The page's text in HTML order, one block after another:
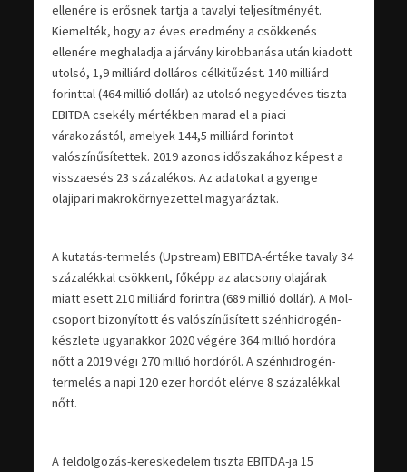
ellenére is erősnek tartja a tavalyi teljesítményét.
Kiemelték, hogy az éves eredmény a csökkenés
ellenére meghaladja a járvány kirobbanása után kiadott
utolsó, 1,9 milliárd dolláros célkitűzést. 140 milliárd
forinttal (464 millió dollár) az utolsó negyedéves tiszta
EBITDA csekély mértékben marad el a piaci
várakozástól, amelyek 144,5 milliárd forintot
valószínűsítettek. 2019 azonos időszakához képest a
visszaesés 23 százalékos. Az adatokat a gyenge
olajipari makrokörnyezettel magyaráztak.
A kutatás-termelés (Upstream) EBITDA-értéke tavaly 34
százalékkal csökkent, főképp az alacsony olajárak
miatt esett 210 milliárd forintra (689 millió dollár). A Mol-
csoport bizonyított és valószínűsített szénhidrogén-
készlete ugyanakkor 2020 végére 364 millió hordóra
nőtt a 2019 végi 270 millió hordóról. A szénhidrogén-
termelés a napi 120 ezer hordót elérve 8 százalékkal
nőtt.
A feldolgozás-kereskedelem tiszta EBITDA-ja 15